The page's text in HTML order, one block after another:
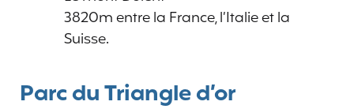
3820m entre la France, l’Italie et la
Suisse.
Parc du Triangle d’or